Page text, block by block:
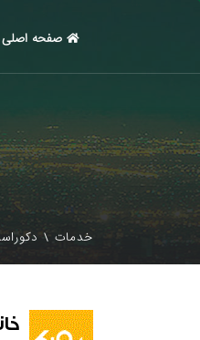
صفحه اصلی
خدمات \